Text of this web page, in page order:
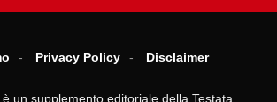
Privacy Policy Disclaimer
è un supplemento editoriale della Testata